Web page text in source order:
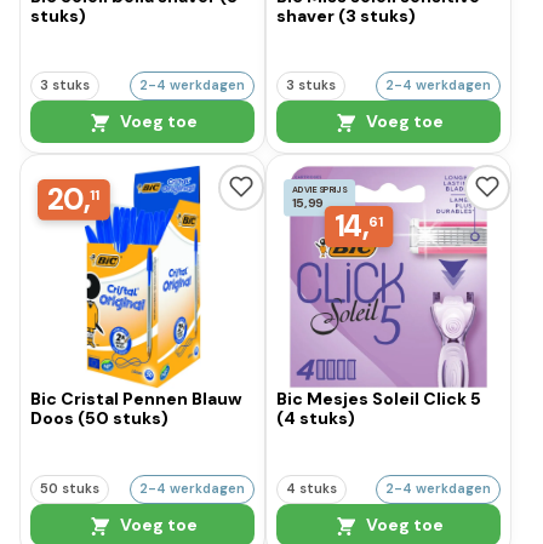
stuks)
3 stuks 2-4 werkdagen
Voeg toe
shaver (3 stuks)
3 stuks 2-4 werkdagen
Voeg toe
20,11
Bic Cristal Pennen Blauw
Doos (50 stuks)
50 stuks 2-4 werkdagen
Voeg toe
ADVIESPRIJS
15,99
14,61
Bic Mesjes Soleil Click 5
(4 stuks)
4 stuks 2-4 werkdagen
Voeg toe